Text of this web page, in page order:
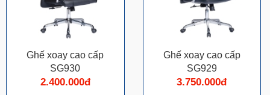
Ghế xoay cao cấp
SG930
2.400.000đ
Ghế xoay cao cấp
SG929
3.750.000đ